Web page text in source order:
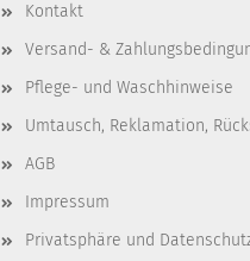
Kontakt
Versand- &
Pflege- und Waschhinweise
Umtausch, Reklamation,
AGB
Impressum
Privatsphäre und